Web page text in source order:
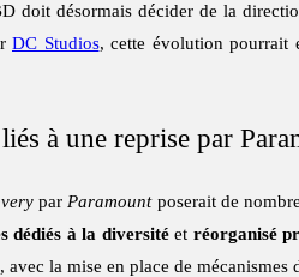
doit désormais décider de la
DC Studios, cette évolution pourrait
à une reprise par
par Paramountposerait de
dédiés à la diversitéet réorganisé
la mise en place de